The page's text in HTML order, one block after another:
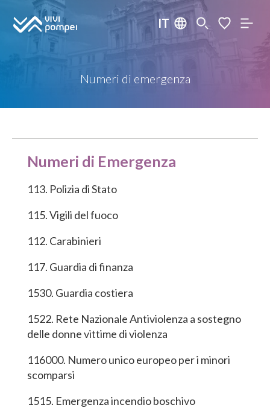
IT
Numeri di emergenza
Numeri di Emergenza
113. Polizia di Stato
115. Vigili del fuoco
112. Carabinieri
117. Guardia di finanza
1530. Guardia costiera
1522. Rete Nazionale Antiviolenza a sostegno
delle donne vittime di violenza
116000. Numero unico europeo per i minori
scomparsi
1515. Emergenza incendio boschivo